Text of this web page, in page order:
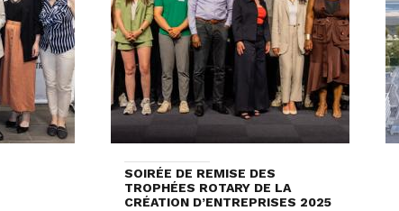
SOIRÉE DE REMISE DES
TROPHÉES ROTARY DE LA
CRÉATION D’ENTREPRISES 2025